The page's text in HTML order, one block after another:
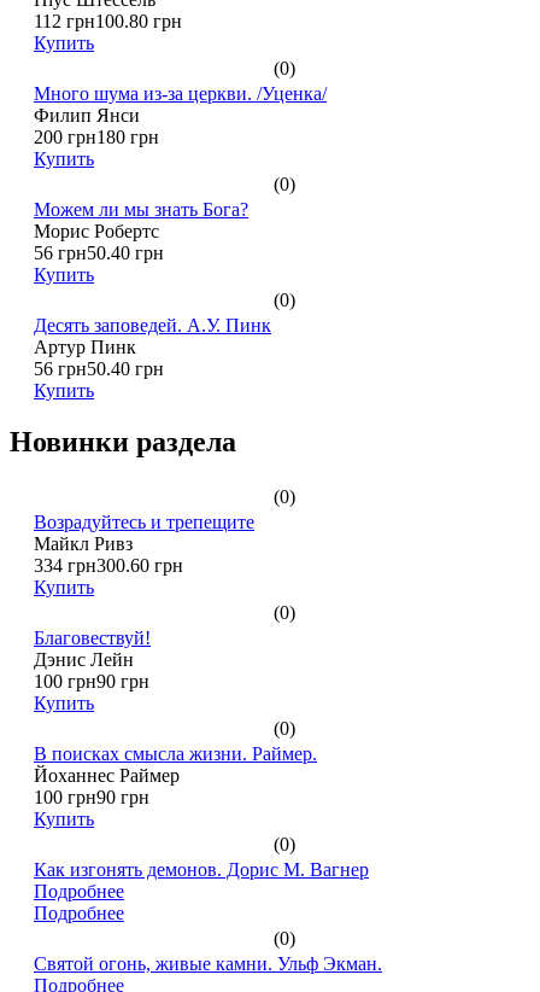
112 грн100.80 грн
Купить
(0)
Много шума из-за церкви. /Уценка/
Филип Янси
200 грн180 грн
Купить
(0)
Можем ли мы знать Бога?
Морис Робертс
56 грн50.40 грн
Купить
(0)
Десять заповедей. А.У. Пинк
Артур Пинк
56 грн50.40 грн
Купить
Новинки раздела
(0)
Возрадуйтесь и трепещите
Майкл Ривз
334 грн300.60 грн
Купить
(0)
Благовествуй!
Дэнис Лейн
100 грн90 грн
Купить
(0)
В поисках смысла жизни. Раймер.
Йоханнес Раймер
100 грн90 грн
Купить
(0)
Как изгонять демонов. Дорис М. Вагнер
Подробнее
Подробнее
(0)
Святой огонь, живые камни. Ульф Экман.
Подробнее